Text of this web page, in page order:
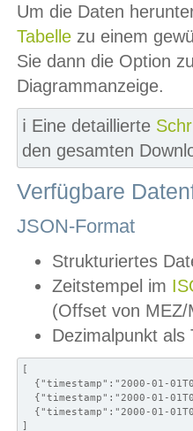
Um die Daten
Tabelle zu einem
Sie dann die Option
Diagrammanzeige.
ℹ️ Eine detaillierte
den gesamten
Verfügbare
JSON-Format
Strukturiertes
Zeitstempel im
(Offset von MEZ/
Dezimalpunkt als
[
{"timestamp":"2000-01-
{"timestamp":"2000-01-
{"timestamp":"2000-01-
]